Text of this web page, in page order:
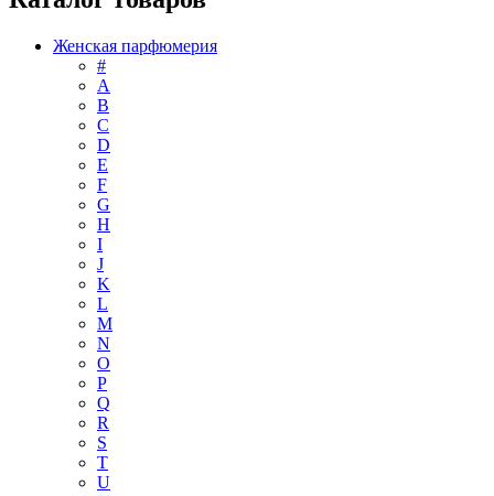
Женская парфюмерия
#
А
B
C
D
E
F
G
H
I
J
K
L
M
N
O
P
Q
R
S
T
U